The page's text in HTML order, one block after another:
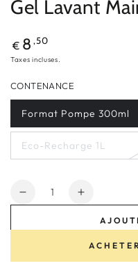
Gel Lavant
Prix
normal
€ 8 ,50
Taxes incluses.
CONTENANCE
Format Pompe 300ml
Eco-Recharge 1L
Quantité
Réduire
quantité
Augmenter
quantité
de